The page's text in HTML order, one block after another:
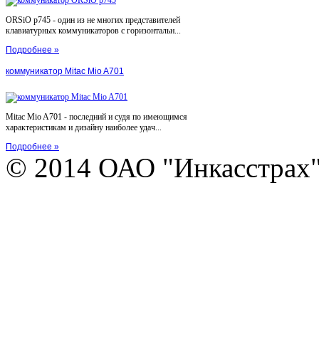
ORSiO p745 - один из не многих представителей
клавиатурных коммуникаторов с горизонтальн...
Подробнее »
коммуникатор Mitac Mio A701
Mitac Mio A701 - последний и судя по имеющимся
характеристикам и дизайну наиболее удач...
Подробнее »
© 2014 ОАО